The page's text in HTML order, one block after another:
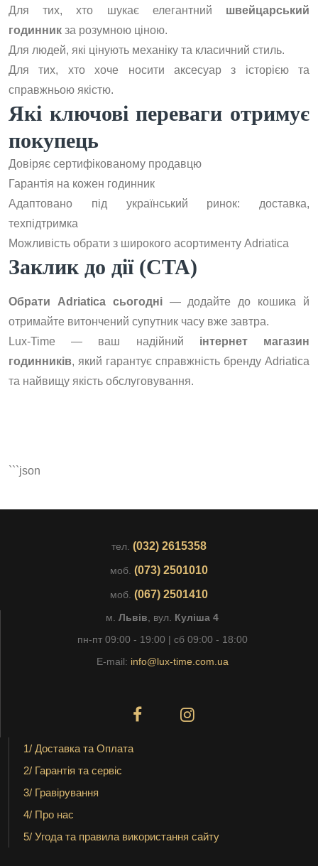
Для тих, хто шукає елегантний швейцарський
годинник за розумною ціною.
Для людей, які цінують механіку та класичний стиль.
Для тих, хто хоче носити аксесуар з історією та
справжньою якістю.
Які ключові переваги отримує
покупець
Довіряє сертифікованому продавцю
Гарантія на кожен годинник
Адаптовано під український ринок: доставка,
техпідтримка
Можливість обрати з широкого асортименту Adriatica
Заклик до дії (CTA)
Обрати Adriatica сьогодні— додайте до кошика й
отримайте витончений супутник часу вже завтра.
Lux-Time — ваш надійний інтернет магазин
годинників, який гарантує справжність бренду Adriatica
та найвищу якість обслуговування.
```json
тел. (032) 2615358
моб. (073) 2501010
моб. (067) 2501410
м. Львів , вул. Куліша 4
пн-пт 09:00 - 19:00 | сб 09:00 - 18:00
E-mail: info@lux-time.com.ua
1/ Доставка та Оплата
2/ Гарантія та сервіс
3/ Гравірування
4/ Про нас
5/ Угода та правила використання сайту